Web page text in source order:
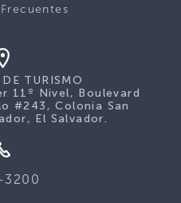
TURISMO
11º Nivel, Boulevard
#243, Colonia San
El Salvador.
3200